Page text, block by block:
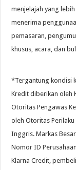
menjelajah yang
menerima
pemasaran,
khusus, acara, dan
*Tergantung kondisi
Kredit diberikan oleh
Otoritas Pengawas
oleh Otoritas
Inggris. Markas
Nomor ID
Klarna Credit,